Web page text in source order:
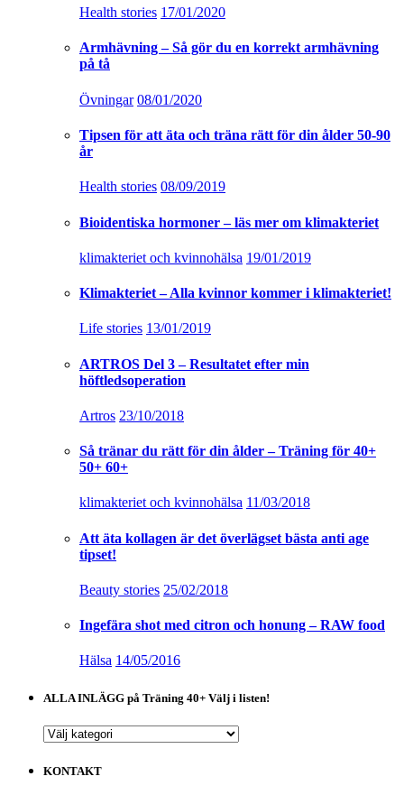
Health stories 17/01/2020
Armhävning – Så gör du en korrekt armhävning
på tå
Övningar 08/01/2020
Tipsen för att äta och träna rätt för din ålder 50-90
år
Health stories 08/09/2019
Bioidentiska hormoner – läs mer om klimakteriet
klimakteriet och kvinnohälsa 19/01/2019
Klimakteriet – Alla kvinnor kommer i klimakteriet!
Life stories 13/01/2019
ARTROS Del 3 – Resultatet efter min
höftledsoperation
Artros 23/10/2018
Så tränar du rätt för din ålder – Träning för 40+
50+ 60+
klimakteriet och kvinnohälsa 11/03/2018
Att äta kollagen är det överlägset bästa anti age
tipset!
Beauty stories 25/02/2018
Ingefära shot med citron och honung – RAW food
Hälsa 14/05/2016
ALLA INLÄGG på Träning 40+ Välj i listen!
ALLA
på
KONTAKT